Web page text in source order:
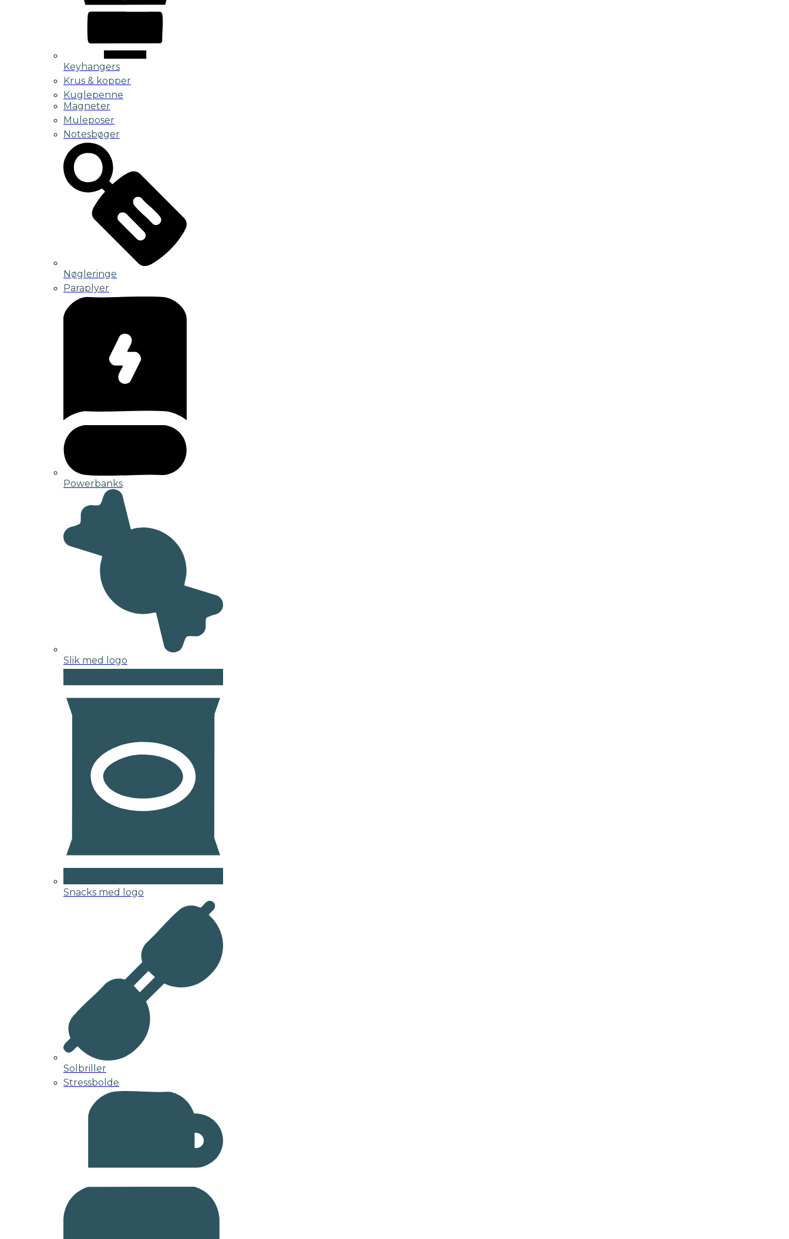
Keyhangers
Krus & kopper
Kuglepenne
Magneter
Muleposer
Notesbøger
Nøgleringe
Paraplyer
Powerbanks
Slik med logo
Snacks med logo
Solbriller
Stressbolde